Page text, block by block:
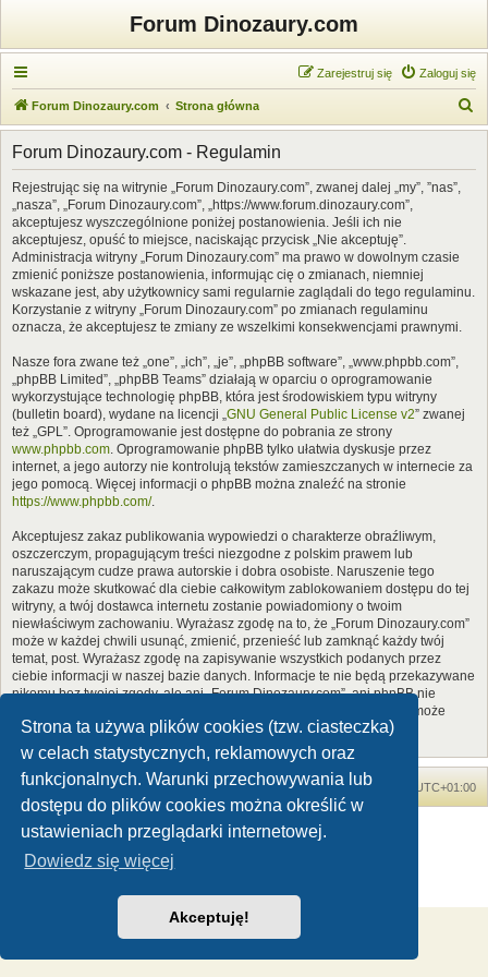
Strona ta używa plików cookies (tzw. ciasteczka)
w celach statystycznych, reklamowych oraz
funkcjonalnych. Warunki przechowywania lub
dostępu do plików cookies można określić w
ustawieniach przeglądarki internetowej.
Dowiedz się więcej
Akceptuję!
Forum Dinozaury.com
Zaloguj się
Zarejestruj się
Forum Dinozaury.com Strona główna
z
Forum Dinozaury.com - Regulamin
Rejestrując się na witrynie „Forum Dinozaury.com”, zwanej dalej „my”, ”nas”,
„nasza”, „Forum Dinozaury.com”, „https://www.forum.dinozaury.com”,
akceptujesz wyszczególnione poniżej postanowienia. Jeśli ich nie
akceptujesz, opuść to miejsce, naciskając przycisk „Nie akceptuję”.
Administracja witryny „Forum Dinozaury.com” ma prawo w dowolnym czasie
zmienić poniższe postanowienia, informując cię o zmianach, niemniej
wskazane jest, aby użytkownicy sami regularnie zaglądali do tego regulaminu.
Korzystanie z witryny „Forum Dinozaury.com” po zmianach regulaminu
oznacza, że akceptujesz te zmiany ze wszelkimi konsekwencjami prawnymi.
Nasze fora zwane też „one”, „ich”, „je”, „phpBB software”, „www.phpbb.com”,
„phpBB Limited”, „phpBB Teams” działają w oparciu o oprogramowanie
wykorzystujące technologię phpBB, która jest środowiskiem typu witryny
(bulletin board), wydane na licencji „GNU General Public License v2” zwanej
też „GPL”. Oprogramowanie jest dostępne do pobrania ze strony
www.phpbb.com. Oprogramowanie phpBB tylko ułatwia dyskusje przez
internet, a jego autorzy nie kontrolują tekstów zamieszczanych w internecie za
jego pomocą. Więcej informacji o phpBB można znaleźć na stronie
https://www.phpbb.com/.
Akceptujesz zakaz publikowania wypowiedzi o charakterze obraźliwym,
oszczerczym, propagującym treści niezgodne z polskim prawem lub
naruszającym cudze prawa autorskie i dobra osobiste. Naruszenie tego
zakazu może skutkować dla ciebie całkowitym zablokowaniem dostępu do tej
witryny, a twój dostawca internetu zostanie powiadomiony o twoim
niewłaściwym zachowaniu. Wyrażasz zgodę na to, że „Forum Dinozaury.com”
może w każdej chwili usunąć, zmienić, przenieść lub zamknąć każdy twój
temat, post. Wyrażasz zgodę na zapisywanie wszystkich podanych przez
ciebie informacji w naszej bazie danych. Informacje te nie będą przekazywane
nikomu bez twojej zgody, ale ani „Forum Dinozaury.com”, ani phpBB nie
ponosi odpowiedzialności za włamania do witryny, podczas których może
dojść do kradzieży danych.
Forum Dinozaury.com Strona główna Strefa czasowa UTC+01:00
Dinozaury.com© 2006-2020
Polski pakiet językowy dostarcza